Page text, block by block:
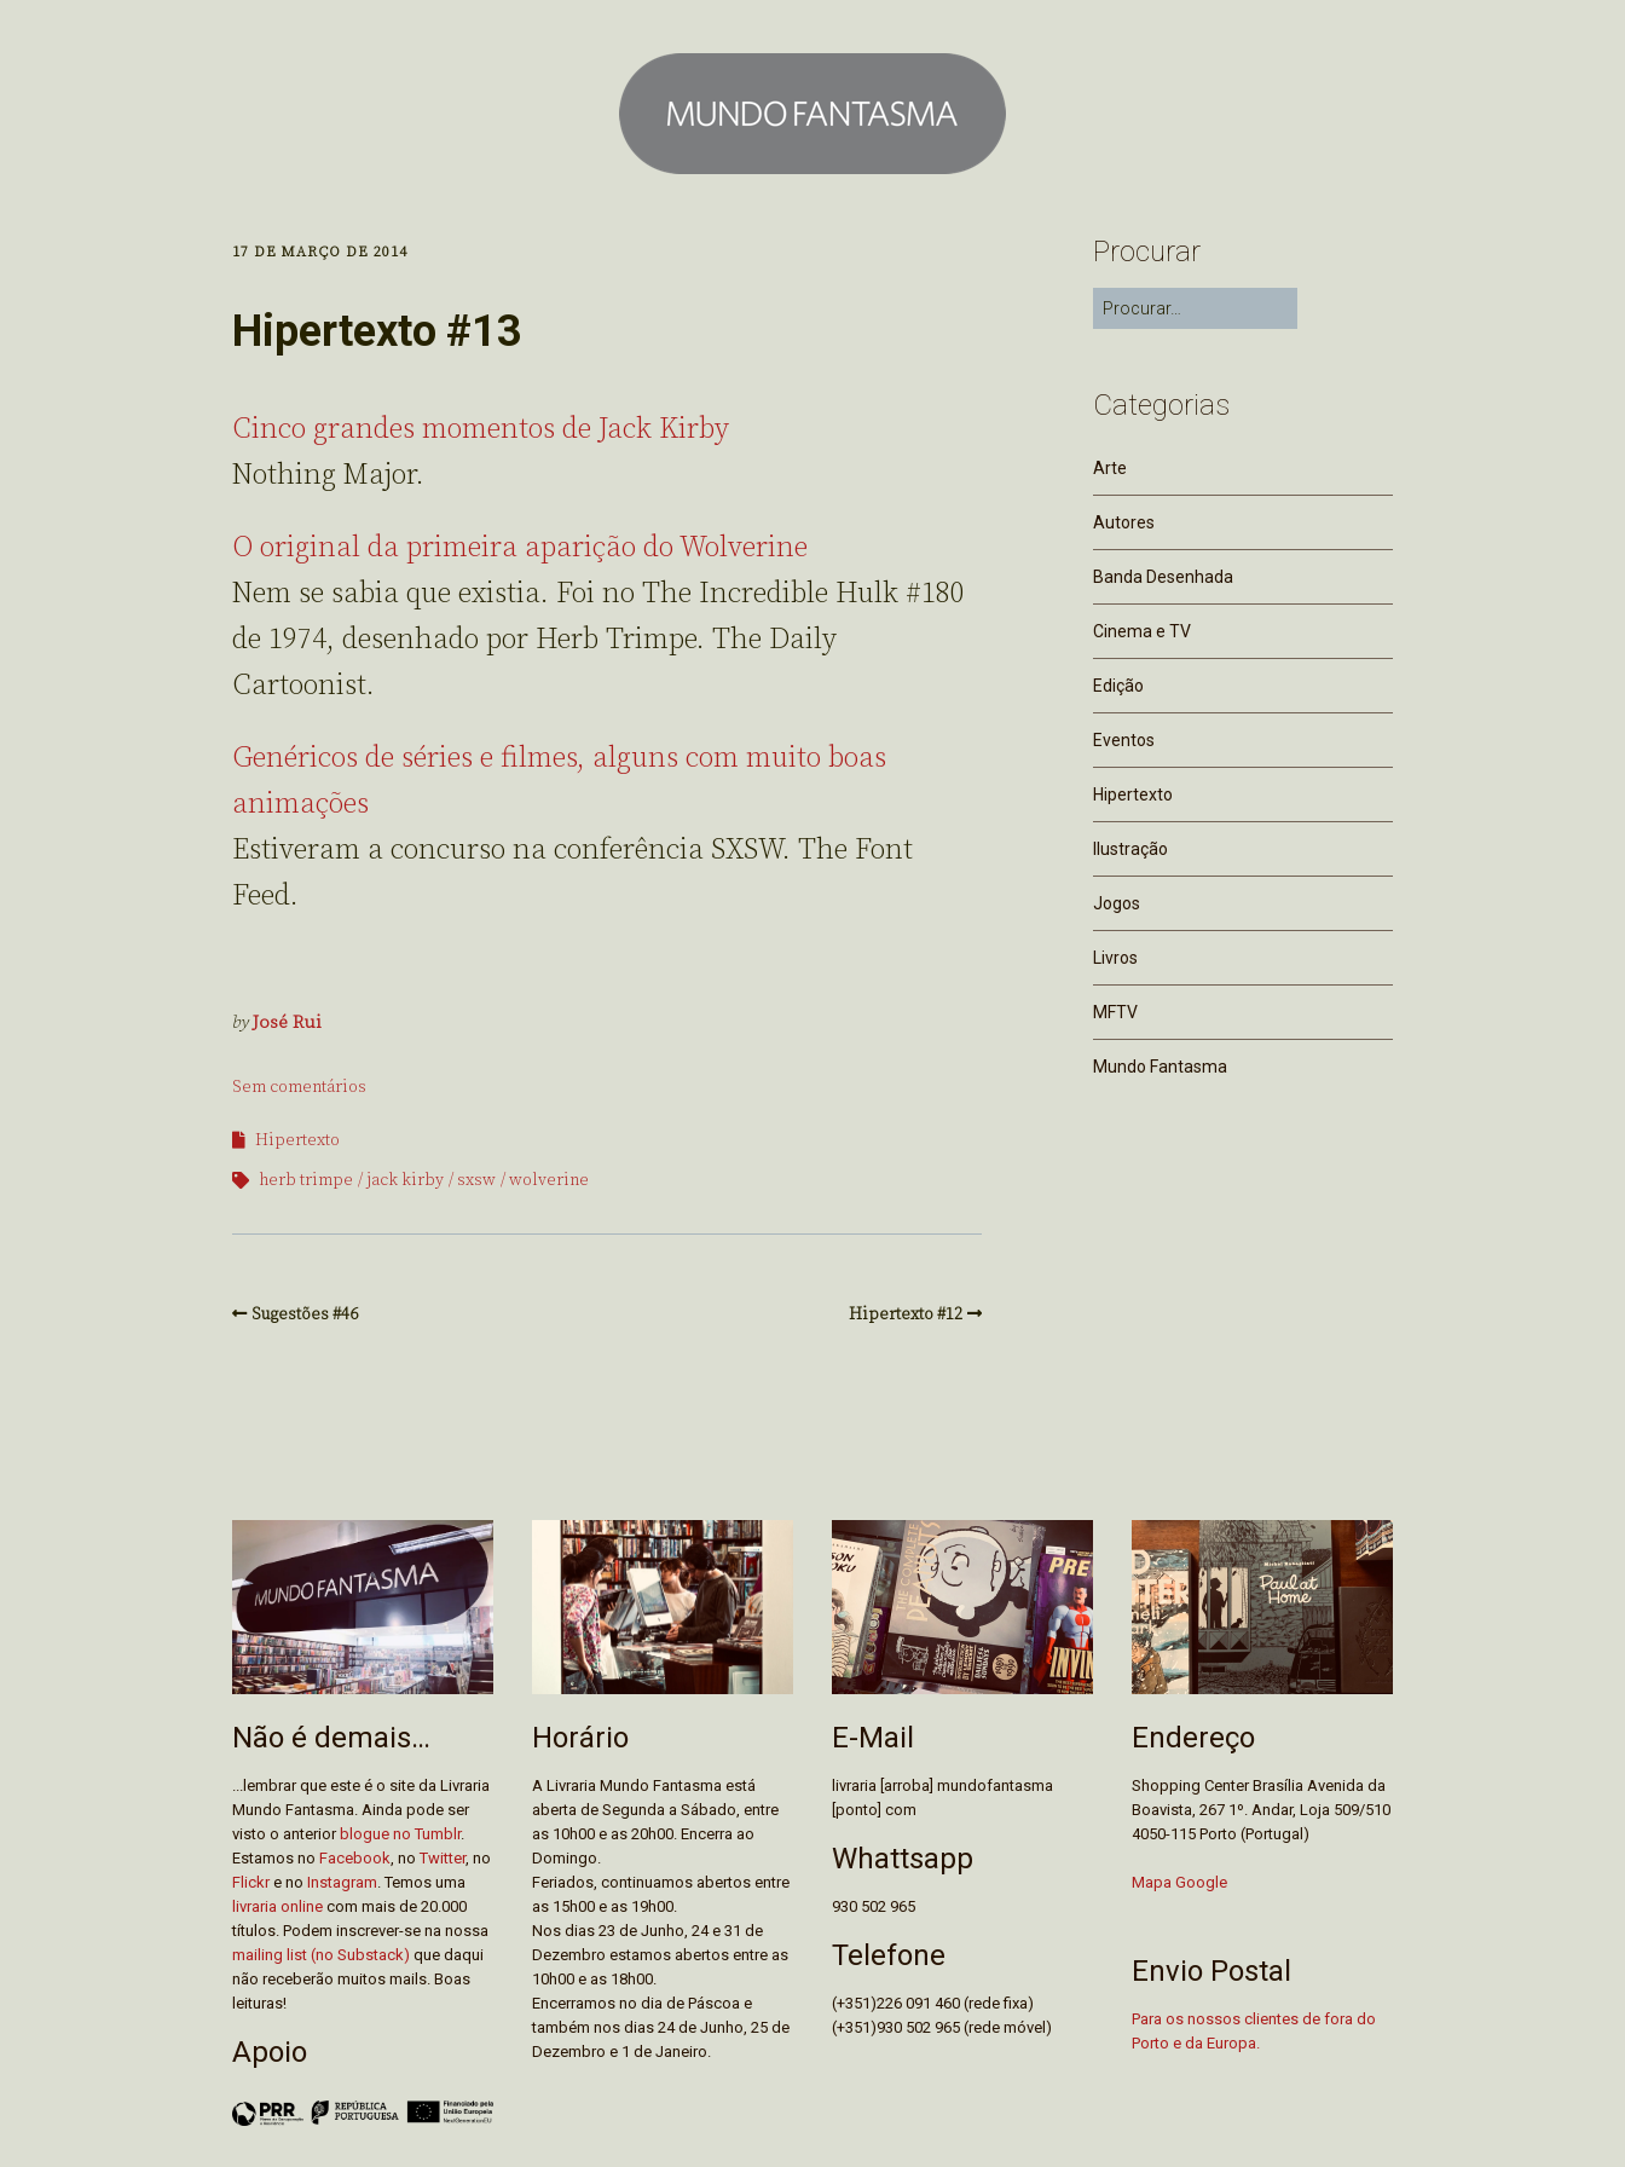
17 DE MARÇO DE 2014
Hipertexto #13
Cinco grandes momentos de Jack Kirby
Nothing Major.
O original da primeira aparição do Wolverine
Nem se sabia que existia. Foi no The Incredible Hulk #180
de 1974, desenhado por Herb Trimpe. The Daily
Cartoonist.
Genéricos de séries e filmes, alguns com muito boas
animações
Estiveram a concurso na conferência SXSW. The Font
Feed.
byJosé Rui
Sem comentários
Hipertexto
herb trimpe
jack kirby sxsw wolverine
Sugestões #46 Hipertexto #12
Procurar
Categorias
Arte
Autores
Banda Desenhada
Cinema e TV
Edição
Eventos
Hipertexto
Ilustração
Jogos
Livros
MFTV
Mundo Fantasma
Não é demais…
...lembrar que este é o site da Livraria
Mundo Fantasma. Ainda pode ser
visto o anteriorblogue no Tumblr.
Estamos no Facebook , noTwitter, no
Flickre no Instagram . Temos uma
livraria online com mais de 20.000
títulos. Podem inscrever-se na nossa
mailing list (no Substack) que daqui
não receberão muitos mails. Boas
leituras!
Apoio
Horário
A Livraria Mundo Fantasma está
aberta de Segunda a Sábado, entre
as 10h00 e as 20h00. Encerra ao
Domingo.
Feriados, continuamos abertos entre
as 15h00 e as 19h00.
Nos dias 23 de Junho, 24 e 31 de
Dezembro estamos abertos entre as
10h00 e as 18h00.
Encerramos no dia de Páscoa e
também nos dias 24 de Junho, 25 de
Dezembro e 1 de Janeiro.
E-Mail
livraria [arroba] mundofantasma
[ponto] com
Whattsapp
930 502 965
Telefone
(+351)226 091 460 (rede fixa)
(+351)930 502 965 (rede móvel)
Endereço
Shopping Center Brasília Avenida da
Boavista, 267 1º. Andar, Loja 509/510
4050-115 Porto (Portugal)
Mapa Google
Envio Postal
Para os nossos clientes de fora do
Porto e da Europa.